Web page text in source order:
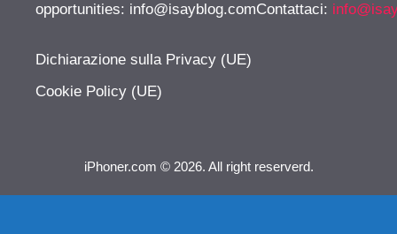
opportunities: info@isayblog.comContattaci:
Dichiarazione sulla Privacy (UE)
Cookie Policy (UE)
iPhoner.com © 2026. All right reserverd.